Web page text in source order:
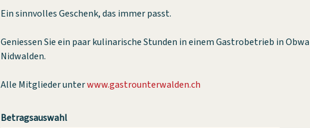
Ein sinnvolles Geschenk, das immer passt.
Geniessen Sie ein paar kulinarische Stunden in einem Gastrobetrieb in
Nidwalden.
Alle Mitglieder unterwww.gastrounterwalden.ch
Betragsauswahl